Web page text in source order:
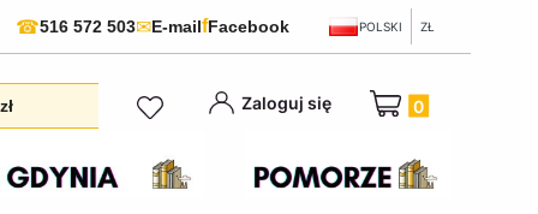
☎516 572 503✉E-mailfFacebook POLSKI ZŁ
Zaloguj się Produkty w